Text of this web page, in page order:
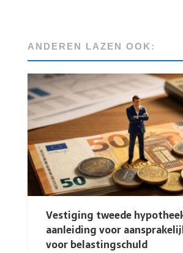
ANDEREN LAZEN OOK:
Vestiging tweede
aanleiding voor
voor belastingschuld